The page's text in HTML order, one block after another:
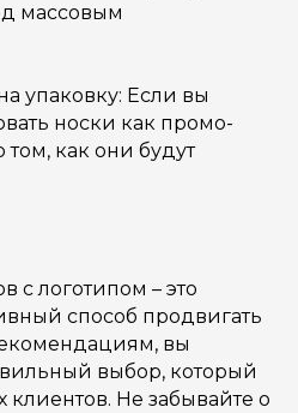
массовым
упаковку: Если вы
носки как промо-
том, как они будут
с логотипом – это
способ продвигать
вы
выбор, который
клиентов. Не забывайте о